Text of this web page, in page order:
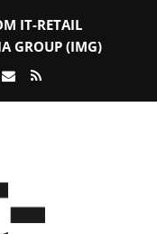
IT-RETAIL
GROUP (IMG)